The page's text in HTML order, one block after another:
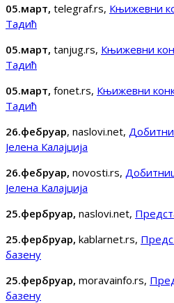
05.март, telegraf.rs, Књижевни
Тадић
05.март, tanjug.rs, Књижевни
Тадић
05.март, fonet.rs, Књижевни
Тадић
26.фебруар, naslovi.net,
Јелена Калајџија
26.фебруар, novosti.rs,
Јелена Калајџија
25.фербруар, naslovi.net,
25.фербруар, kablarnet.rs,
базену
25.фербруар, moravainfo.rs,
базену